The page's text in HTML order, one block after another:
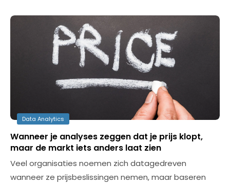
Data Analytics
Wanneer je analyses zeggen dat je prijs klopt,
maar de markt iets anders laat zien
Veel organisaties noemen zich datagedreven
wanneer ze prijsbeslissingen nemen, maar baseren